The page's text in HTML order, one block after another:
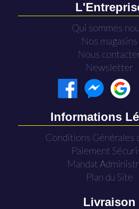
Qui sommes
Nos magasins
Nous
Newsletter
Informations
Conditions Générales
Paiement
Mandat
Plan du Site
Livraison